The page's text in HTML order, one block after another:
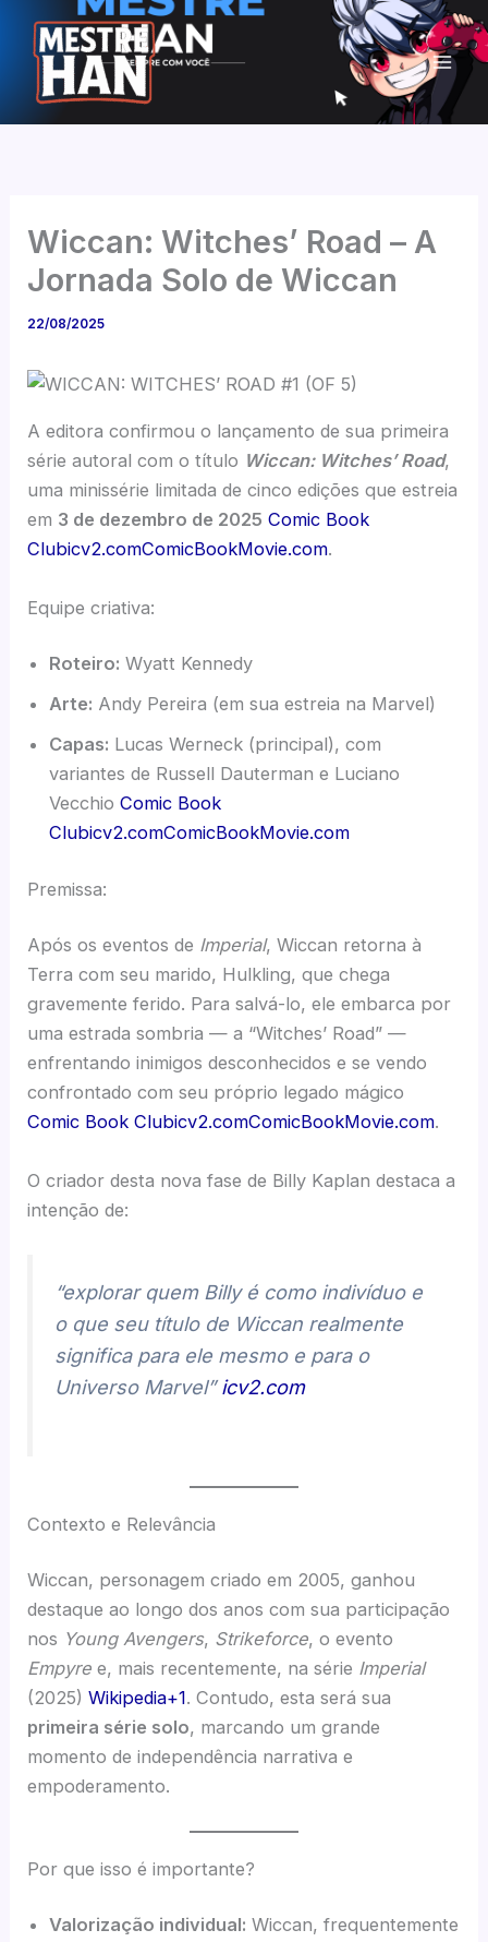
para
conteúdo
Wiccan: Witches’ Road – A
Jornada Solo de Wiccan
22/08/2025
A editora confirmou o lançamento de sua primeira
série autoral com o título Wiccan: Witches’ Road,
uma minissérie limitada de cinco edições que estreia
em 3 de dezembro de 2025 Comic Book
Clubicv2.comComicBookMovie.com.
Equipe criativa:
Roteiro: Wyatt Kennedy
Arte: Andy Pereira (em sua estreia na Marvel)
Capas: Lucas Werneck (principal), com
variantes de Russell Dauterman e Luciano
VecchioComic Book
Clubicv2.comComicBookMovie.com
Premissa:
Após os eventos de Imperial, Wiccan retorna à
Terra com seu marido, Hulkling, que chega
gravemente ferido. Para salvá-lo, ele embarca por
uma estrada sombria — a “Witches’ Road” —
enfrentando inimigos desconhecidos e se vendo
confrontado com seu próprio legado mágico
Comic Book Clubicv2.comComicBookMovie.com.
O criador desta nova fase de Billy Kaplan destaca a
intenção de:
“explorar quem Billy é como indivíduo e
o que seu título de Wiccan realmente
significa para ele mesmo e para o
Universo Marvel”icv2.com
Contexto e Relevância
Wiccan, personagem criado em 2005, ganhou
destaque ao longo dos anos com sua participação
nos Young Avengers, Strikeforce, o evento
Empyre e, mais recentemente, na série Imperial
(2025)Wikipedia+1. Contudo, esta será sua
primeira série solo, marcando um grande
momento de independência narrativa e
empoderamento.
Por que isso é importante?
Valorização individual: Wiccan, frequentemente